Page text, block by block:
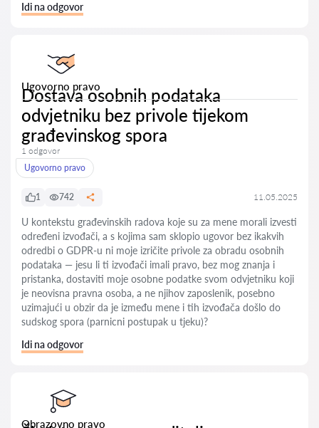
Idi na odgovor
Ugovorno pravo
Dostava osobnih podataka
odvjetniku bez privole tijekom
građevinskog spora
1 odgovor
Ugovorno pravo
1 742 11.05.2025
U kontekstu građevinskih radova koje su za mene morali izvesti
određeni izvođači, a s kojima sam sklopio ugovor bez ikakvih
odredbi o GDPR-u ni moje izričite privole za obradu osobnih
podataka — jesu li ti izvođači imali pravo, bez mog znanja i
pristanka, dostaviti moje osobne podatke svom odvjetniku koji
je neovisna pravna osoba, a ne njihov zaposlenik, posebno
uzimajući u obzir da je između mene i tih izvođača došlo do
sudskog spora (parnicni postupak u tjeku)?
Idi na odgovor
Obrazovno pravo